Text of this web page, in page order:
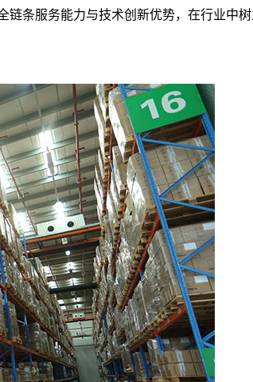
条服务能力与技术创新优势，在行业中树